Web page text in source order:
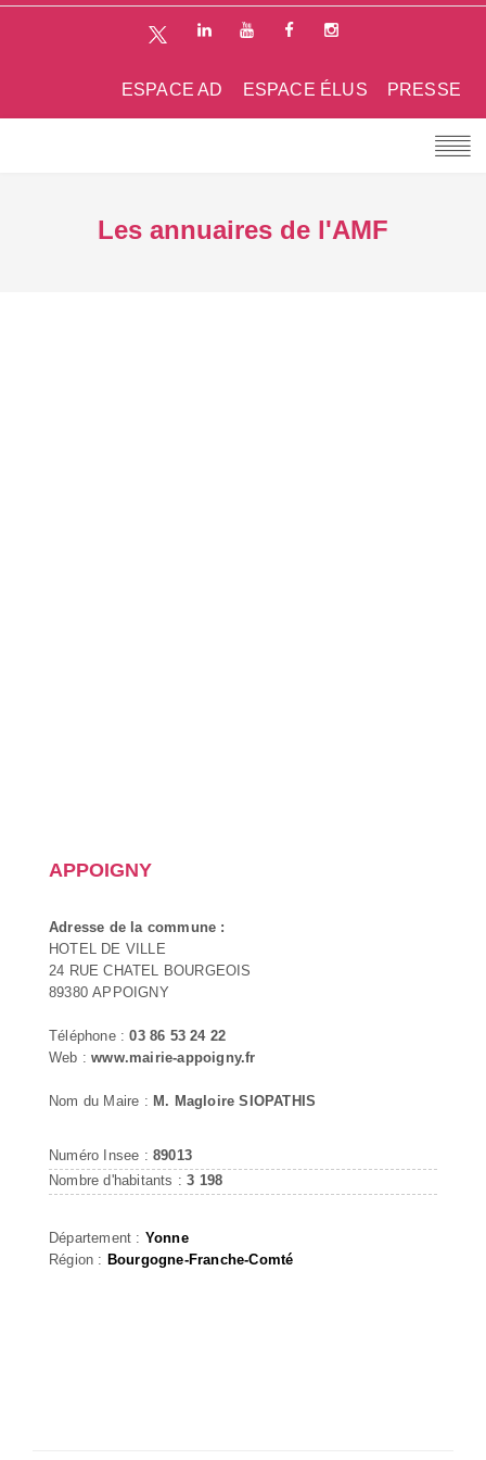
PRESSE
ESPACE ÉLUS
ESPACE AD
Les annuaires de l'AMF
APPOIGNY
Adresse de la commune :
HOTEL DE VILLE
24 RUE CHATEL BOURGEOIS
89380 APPOIGNY
Téléphone :03 86 53 24 22
Web :www.mairie-appoigny.fr
Nom du Maire : M. Magloire SIOPATHIS
Numéro Insee : 89013
Nombre d'habitants :3 198
Département : Yonne
Région : Bourgogne-Franche-Comté